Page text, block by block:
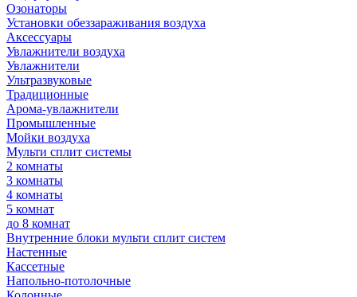
Озонаторы
Установки обеззараживания воздуха
Аксессуары
Увлажнители воздуха
Увлажнители
Ультразвуковые
Традиционные
Арома-увлажнители
Промышленные
Мойки воздуха
Мульти сплит системы
2 комнаты
3 комнаты
4 комнаты
5 комнат
до 8 комнат
Внутренние блоки мульти сплит систем
Настенные
Кассетные
Напольно-потолочные